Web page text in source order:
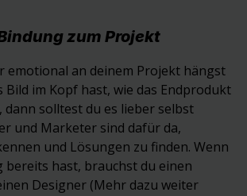
zum Projekt
emotional an deinem Projekt hängst
Bild im Kopf hast, wie das Endprodukt
dann solltest du es lieber selbst
und Marketer sind dafür da,
und Lösungen zu finden. Wenn
bereits hast, brauchst du einen
Designer (Mehr dazu weiter